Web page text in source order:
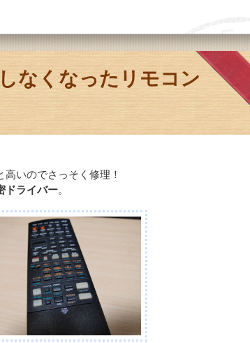
なくなったリモコン
いのでさっそく修理！
ドライバー。